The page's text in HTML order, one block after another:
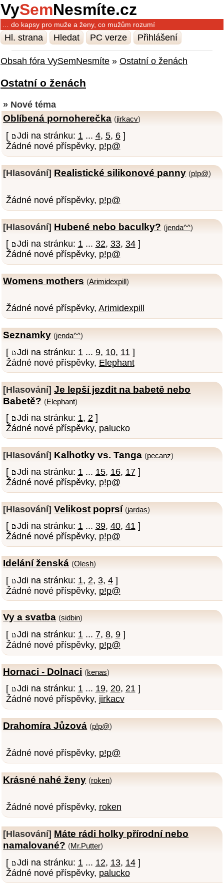
VySemNesmíte.cz
… do kapsy pro muže a ženy, co mužům rozumí
Hl. strana Hledat PC verze Přihlášení
Obsah fóra VySemNesmíte » Ostatní o ženách
Ostatní o ženách
» Nové téma
Oblíbená pornoherečka (jirkacv)
[ Jdi na stránku: 1 ... 4, 5, 6]
Žádné nové příspěvky, p!p@
[Hlasování] Realistické silikonové panny (p!p@)
Žádné nové příspěvky, p!p@
[Hlasování] Hubené nebo baculky? (jenda^^)
[ Jdi na stránku: 1... 32, 33, 34]
Žádné nové příspěvky, p!p@
Womens mothers (Arimidexpill)
Žádné nové příspěvky, Arimidexpill
Seznamky (jenda^^)
[ Jdi na stránku: 1 ... 9, 10, 11 ]
Žádné nové příspěvky, Elephant
[Hlasování] Je lepší jezdit na babetě nebo
Babetě? (Elephant)
[ Jdi na stránku: 1, 2 ]
Žádné nové příspěvky, palucko
[Hlasování] Kalhotky vs. Tanga (pecanz)
[ Jdi na stránku: 1... 15, 16, 17]
Žádné nové příspěvky, p!p@
[Hlasování] Velikost poprsí (jardas)
[ Jdi na stránku: 1... 39, 40, 41]
Žádné nové příspěvky, p!p@
Idelání ženská (Olesh)
[ Jdi na stránku: 1, 2, 3, 4]
Žádné nové příspěvky, p!p@
Vy a svatba (sidbin)
[ Jdi na stránku: 1 ... 7, 8, 9]
Žádné nové příspěvky, p!p@
Hornaci - Dolnaci (kenas)
[ Jdi na stránku: 1 ... 19, 20, 21 ]
Žádné nové příspěvky, jirkacv
Drahomíra Jůzová (p!p@)
Žádné nové příspěvky, p!p@
Krásné nahé ženy (roken)
Žádné nové příspěvky, roken
[Hlasování] Máte rádi holky přírodní nebo
namalované? (Mr.Putter)
[ Jdi na stránku: 1 ... 12, 13, 14]
Žádné nové příspěvky, palucko